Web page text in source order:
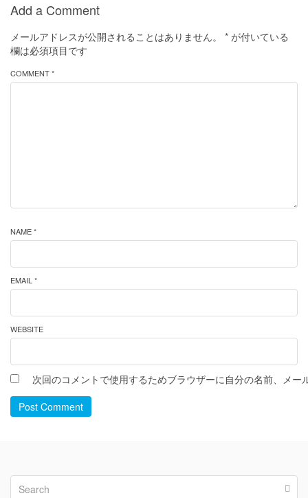
Add a Comment
メールアドレスが公開されることはありません。 * が付いている
欄は必須項目です
COMMENT *
NAME *
EMAIL *
WEBSITE
次回のコメントで使用するためブラウザーに自分の名前、メー
Post Comment